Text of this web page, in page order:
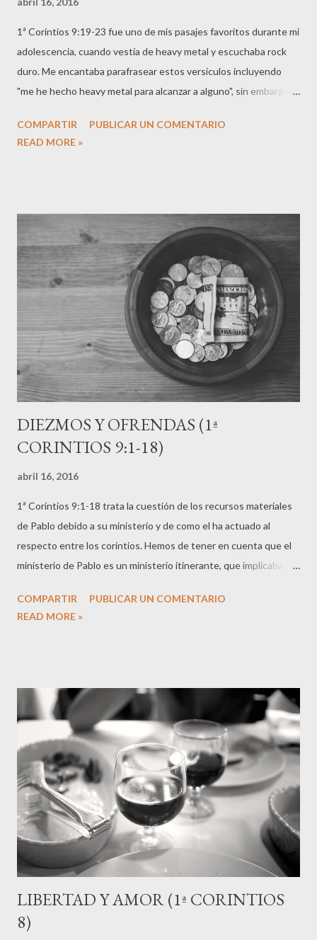
1ª Corintios 9:19-23 fue uno de mis pasajes favoritos durante mi
adolescencia, cuando vestía de heavy metal y escuchaba rock
duro. Me encantaba parafrasear estos versículos incluyendo
"me he hecho heavy metal para alcanzar a alguno", sin embargo,
mayores en la comunidad cristiana. La verdad es que mi proceso
para un adolescente rebelde, si hay otra cosa que con
frecuencia nos pasa desapercibido aunque es evidente para
otras personas. Me refiero a la cultura eclesiológica y religiosa
que a lo largo de los años hemos creado y mostramos al mundo.
Esta cultura, por legítima que sea, acaba siendo una mochila que
llevamos encima, y que a menudo nos es imposible separar del
evang...
COMPARTIR
PUBLICAR UN COMENTARIO
READ MORE »
DIEZMOS Y OFRENDAS (1ª
CORINTIOS 9:1-18)
abril 16, 2016
1ª Corintios 9:1-18 trata la cuestión de los recursos materiales
de Pablo debido a su ministerio y de como el ha actuado al
respecto entre los corintios. Hemos de tener en cuenta que el
ministerio de Pablo es un ministerio itinerante, que implicaba
interpretar los pasajes del Nuevo Testamento que hacen
más aun para tales fines, no se conocen de manera establecida
en la historia de la iglesia hasta el S VIII. Un estudio más
profundo al respecto, nos mostrará que la referencia al dinero
en las comunidades cristianas principalmente se trata de
ofrendas que no son de carácter regular, y con el fin de llevarlas
a los pobres (los pobres a menudo eran hermanas y hermsanos
en lugares d...
COMPARTIR
PUBLICAR UN COMENTARIO
READ MORE »
LIBERTAD Y AMOR (1ª CORINTIOS
8)